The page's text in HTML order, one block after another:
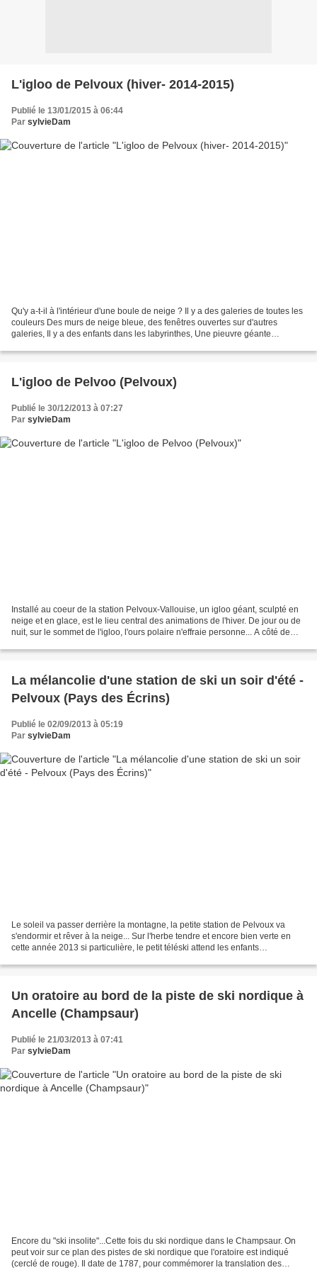
L'igloo de Pelvoux (hiver- 2014-2015)
Publié le 13/01/2015 à 06:44
Par sylvieDam
Qu'y a-t-il à l'intérieur d'une boule de neige ? Il y a des galeries de toutes les
couleurs Des murs de neige bleue, des fenêtres ouvertes sur d'autres
galeries, Il y a des enfants dans les labyrinthes, Une pieuvre géante
L'igloo de Pelvoo (Pelvoux)
Publié le 30/12/2013 à 07:27
Par sylvieDam
Installé au coeur de la station Pelvoux-Vallouise, un igloo géant, sculpté en
neige et en glace, est le lieu central des animations de l'hiver. De jour ou de
nuit, sur le sommet de l'igloo, l'ours polaire n'effraie personne... A côté de
La mélancolie d'une station de ski un soir d'été -
Pelvoux (Pays des Écrins)
Publié le 02/09/2013 à 05:19
Par sylvieDam
Le soleil va passer derrière la montagne, la petite station de Pelvoux va
s'endormir et rêver à la neige... Sur l'herbe tendre et encore bien verte en
cette année 2013 si particulière, le petit téléski attend les enfants
Un oratoire au bord de la piste de ski nordique à
Ancelle (Champsaur)
Publié le 21/03/2013 à 07:41
Par sylvieDam
Encore du "ski insolite"...Cette fois du ski nordique dans le Champsaur. On
peut voir sur ce plan des pistes de ski nordique que l'oratoire est indiqué
(cerclé de rouge). Il date de 1787, pour commémorer la translation des